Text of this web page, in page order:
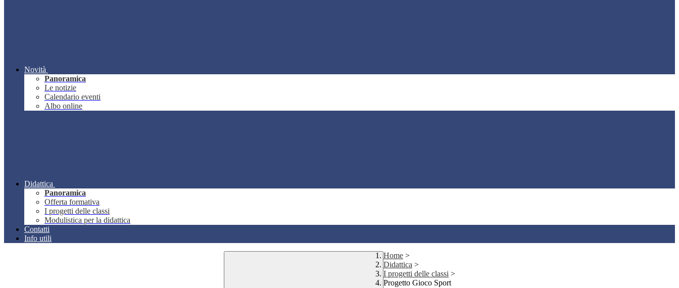
Novità
Panoramica
Le notizie
Calendario eventi
Albo online
Didattica
Panoramica
Offerta formativa
I progetti delle classi
Modulistica per la didattica
Contatti
Info utili
Home >
Didattica >
I progetti delle classi >
Progetto Gioco Sport